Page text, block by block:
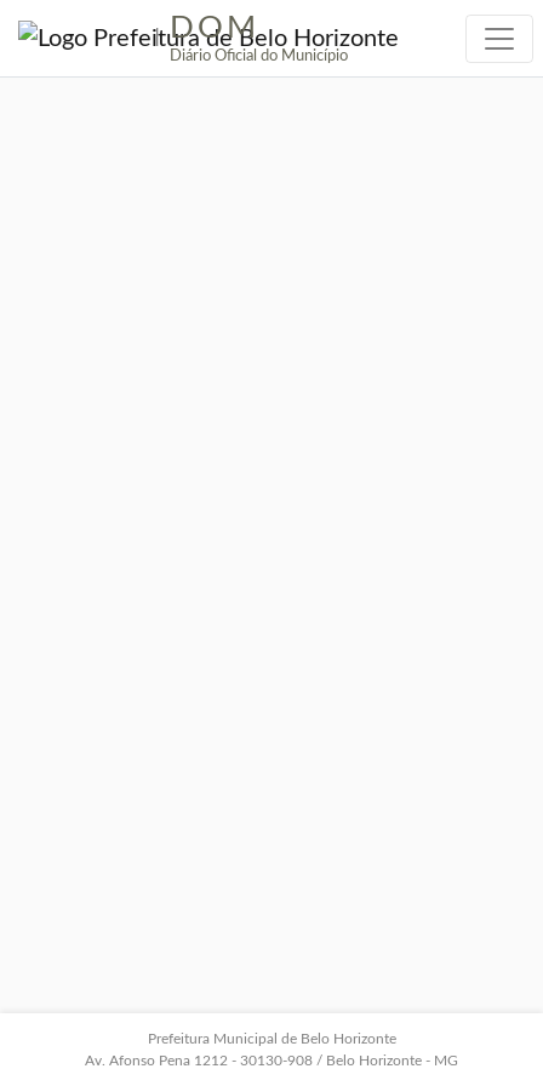
| DOM
Diário Oficial do Município
Prefeitura Municipal de Belo Horizonte
Av. Afonso Pena 1212 - 30130-908 / Belo Horizonte - MG